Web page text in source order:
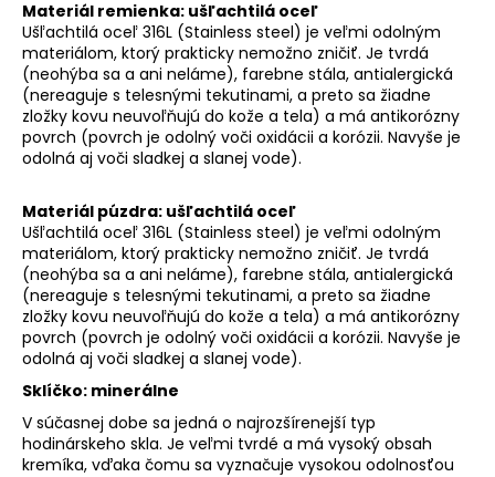
Materiál remienka: ušľachtilá oceľ
Ušľachtilá oceľ 316L (Stainless steel) je veľmi odolným
materiálom, ktorý prakticky nemožno zničiť. Je tvrdá
(neohýba sa a ani neláme), farebne stála, antialergická
(nereaguje s telesnými tekutinami, a preto sa žiadne
zložky kovu neuvoľňujú do kože a tela) a má antikorózny
povrch (povrch je odolný voči oxidácii a korózii. Navyše je
odolná aj voči sladkej a slanej vode).
Materiál púzdra: ušľachtilá oceľ
Ušľachtilá oceľ 316L (Stainless steel) je veľmi odolným
materiálom, ktorý prakticky nemožno zničiť. Je tvrdá
(neohýba sa a ani neláme), farebne stála, antialergická
(nereaguje s telesnými tekutinami, a preto sa žiadne
zložky kovu neuvoľňujú do kože a tela) a má antikorózny
povrch (povrch je odolný voči oxidácii a korózii. Navyše je
odolná aj voči sladkej a slanej vode).
Sklíčko: minerálne
V súčasnej dobe sa jedná o najrozšírenejší typ
hodinárskeho skla. Je veľmi tvrdé a má vysoký obsah
kremíka, vďaka čomu sa vyznačuje vysokou odolnosťou